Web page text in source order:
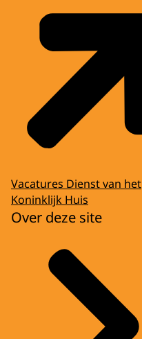
Vacatures Dienst van het
Koninklijk Huis
Over deze site